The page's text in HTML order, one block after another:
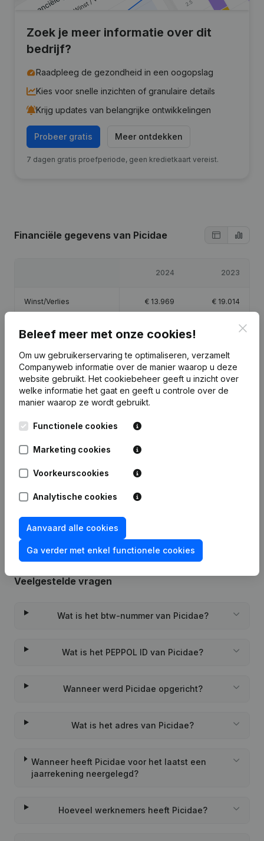
Zoek je meer informatie over dit
bedrijf?
Raadpleeg de gezondheid in een oogopslag
Kies voor snelle inzichten of granulaire details
Krijg updates van belangrijke ontwikkelingen
Probeer gratis Meer ontdekken
7 dagen gratis proefperiode, geen kredietkaart vereist.
Financiële gegevens van Picidae
2024 2023
Winst/Verlies € 13.969 € 19.014
Eigen vermogen €71.350 58.214
Brutomarge €35.491 €49.387
Publicatiesvan Picidae
23-09-2022
Rubriek Oprichting (Nieuwe
Rechtspersoon, Opening Bijkantoor,
Veelgestelde vragen
Wat is het btw-nummer van Picidae?
Wat is het PEPPOL ID van Picidae?
Wanneer werd Picidae opgericht?
Wat is het adres van Picidae?
Wanneer heeft Picidae voor het laatst een
jaarrekening neergelegd?
Hoeveel werknemers heeft Picidae?
Beleef meer met onze cookies!
Om uw gebruikerservaring te optimaliseren, verzamelt
Companyweb informatie over de manier waarop u deze
website gebruikt. Het cookiebeheer geeft u inzicht over
welke informatie het gaat en geeft u controle over de
manier waarop ze wordt gebruikt.
Functionele cookies
Marketing cookies
Voorkeurscookies
Analytische cookies
Aanvaard alle cookies
Ga verder met enkel functionele cookies